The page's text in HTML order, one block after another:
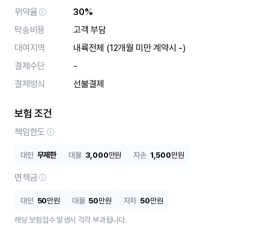
위약율
30%
탁송비용
고객 부담
대여지역
내륙전체 (12개월 미만 계약시 -)
결제수단
-
결제방식
선불결제
보험 조건
책임한도
대인 무제한 대물 3,000만원 자손 1,500만원
면책금
대인 50만원 대물 50만원 자차 50만원
해당 보험접수 발생시 각각 부과됩니다.